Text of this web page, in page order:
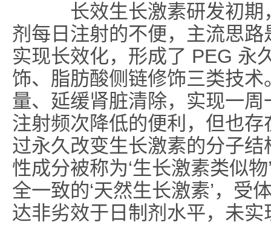
长效生长激素研发初期
剂每日注射的不便，主流思
实现长效化，形成了 PEG 永
饰、脂肪酸侧链修饰三类技
量、延缓肾脏清除，实现一
注射频次降低的便利，但也
过永久改变生长激素的分子
性成分被称为‘生长激素类似
全一致的‘天然生长激素’，受
达非劣效于日制剂水平，未实